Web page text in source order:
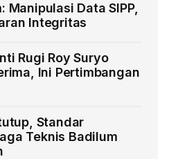
Manipulasi Data SIPP,
Integritas
Rugi Roy Suryo
Ini Pertimbangan
Standar
Teknis Badilum